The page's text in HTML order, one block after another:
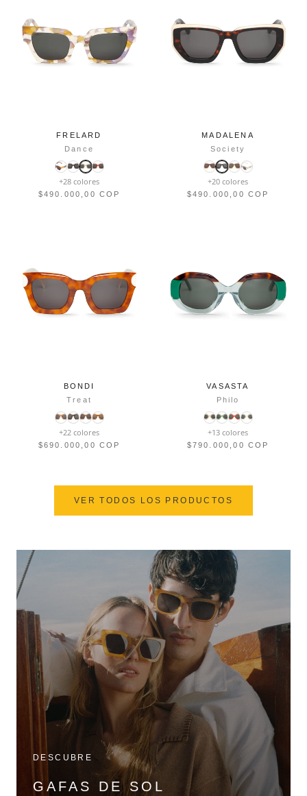
FRELARD
Dance
+28 colores
$490.000,00 COP
MADALENA
Society
+20 colores
$490.000,00 COP
BONDI
Treat
+22 colores
$690.000,00 COP
VASASTA
Philo
+13 colores
$790.000,00 COP
VER TODOS LOS PRODUCTOS
DESCUBRE
GAFAS DE SOL